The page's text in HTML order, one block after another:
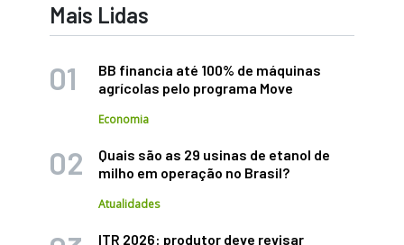
Mais Lidas
BB financia até 100% de máquinas
agrícolas pelo programa Move
Economia
Quais são as 29 usinas de etanol de
milho em operação no Brasil?
Atualidades
ITR 2026: produtor deve revisar